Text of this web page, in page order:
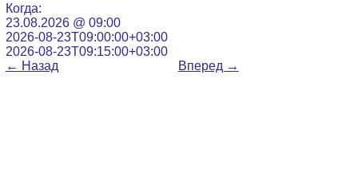
Когда:
23.08.2026 @ 09:00
2026-08-23T09:00:00+03:00
2026-08-23T09:15:00+03:00
← Назад Вперед →